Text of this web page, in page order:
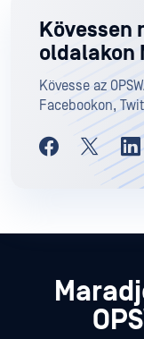
Kövessen
oldalakon
Kövesse az
Facebookon,